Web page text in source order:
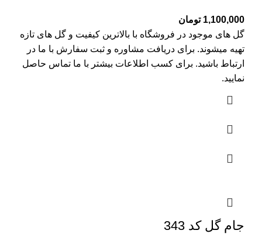
1,100,000 تومان
گل های موجود در فروشگاه با بالاترین کیفیت و گل های تازه
تهیه میشوند. برای دریافت مشاوره و ثبت سفارش با ما در
ارتباط باشید. برای کسب اطلاعات بیشتر با ما تماس حاصل
نمایید.
جام گل کد 343